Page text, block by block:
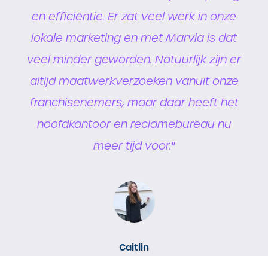
en efficiëntie. Er zat veel werk in onze
lokale marketing en met Marvia is dat
veel minder geworden. Natuurlijk zijn er
altijd maatwerkverzoeken vanuit onze
franchisenemers, maar daar heeft het
hoofdkantoor en reclamebureau nu
meer tijd voor."
Caitlin